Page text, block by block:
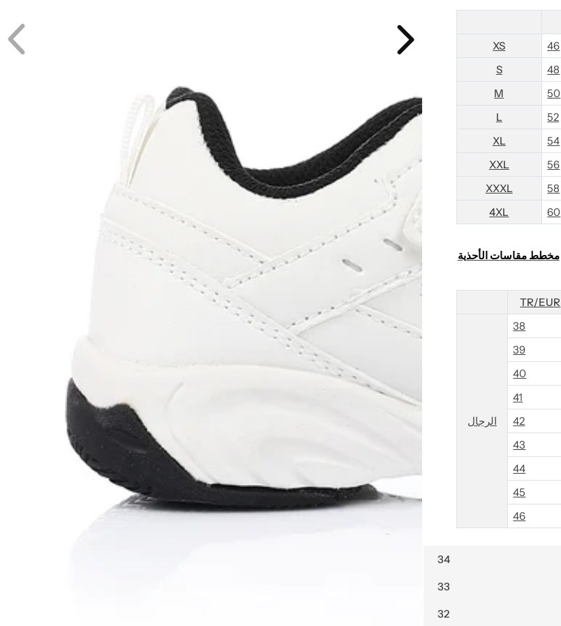
XS
46
S
48
M
50
L
52
XL
54
XXL
56
XXXL
58
4XL
60
مخطط مقاسات الأحذية
TR/EUR
الرجال
38
39
40
41
42
43
44
45
46
34
33
32